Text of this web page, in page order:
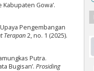
Gowa’.
Pengembangan
Terapan2, no. 1 (2025).
Putra.
Bugisan’. Prosiding